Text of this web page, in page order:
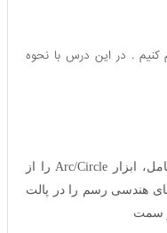
کنیم . در این درس با نحوه
برای رسم یک کمان، دایره و یا دایره کامل، ابزار Arc/Circle را از
هندسی رسم را در پالت